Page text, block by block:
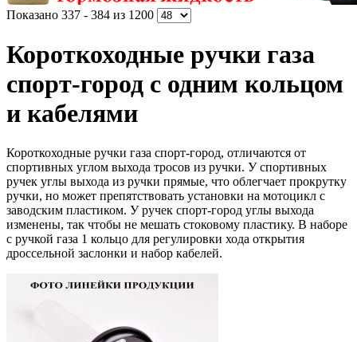
Показано 337 - 384 из 1200
Короткоходные ручки газа
спорт-город с одним кольцом
и кабелями
Короткоходные ручки газа спорт-город, отличаются от
спортивных углом выхода тросов из ручки. У спортивных
ручек углы выхода из ручки прямые, что облегчает прокрутку
ручки, но может препятствовать установки на мотоцикл с
заводским пластиком. У ручек спорт-город углы выхода
изменены, так чтобы не мешать стоковому пластику. В наборе
с ручкой газа 1 кольцо для регулировки хода открытия
дроссельной заслонки и набор кабелей.